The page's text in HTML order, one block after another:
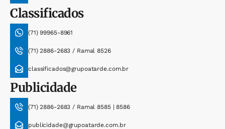
Classificados
(71) 99965-8961
(71) 2886-2683 / Ramal 8526
classificados@grupoatarde.com.br
Publicidade
(71) 2886-2683 / Ramal 8585 | 8586
publicidade@grupoatarde.com.br